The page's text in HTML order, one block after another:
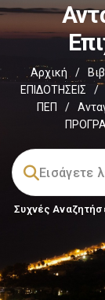
Αρχική /
ΕΠΙΔΟΤΗΣΕΙΣ
/
ΠΕΠ
/
Συχνές